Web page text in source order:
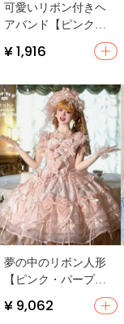
可愛いリボン付きヘ
アバンド【ピンク・
コーヒー・レースデ
ザイン】
¥ 1,916
夢の中のリボン人形
【ピンク・パープル
ブラック・古典風】
¥ 9,062